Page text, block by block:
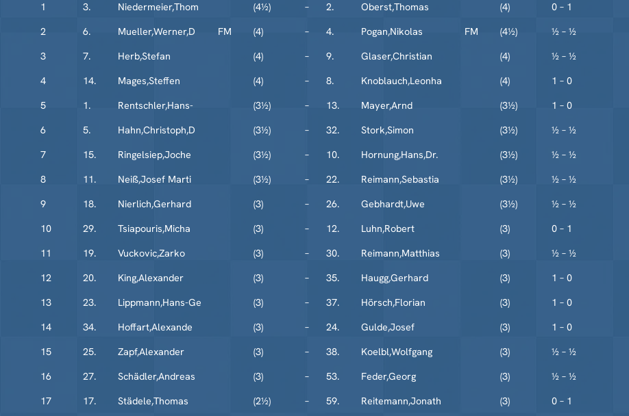
1 3. Niedermeier,Thom (4½) – 2. Oberst,Thomas (4)
0 – 1
2
6. Mueller,Werner,D FM (4) – 4. Pogan,Nikolas FM (4½)
½ – ½
3
7. Herb,Stefan (4) – 9. Glaser,Christian (4)
½ – ½
4
14. Mages,Steffen (4) – 8. Knoblauch,Leonha (4)
1 – 0
5
1. Rentschler,Hans- (3½) – 13. Mayer,Arnd (3½)
1 – 0
6
5. Hahn,Christoph,D (3½) – 32. Stork,Simon (3½)
½ – ½
7
15. Ringelsiep,Joche (3½) – 10. Hornung,Hans,Dr. (3½)
½ – ½
8
11. Neiß,Josef Marti (3½) – 22. Reimann,Sebastia (3½)
½ – ½
9
18. Nierlich,Gerhard (3) – 26. Gebhardt,Uwe (3½)
½ – ½
10
29. Tsiapouris,Micha (3) – 12. Luhn,Robert (3)
0 – 1
11
19. Vuckovic,Zarko (3) – 30. Reimann,Matthias (3)
½ – ½
12
20. King,Alexander (3) – 35. Haugg,Gerhard (3)
1 – 0
13
23. Lippmann,Hans-Ge (3) – 37. Hörsch,Florian (3)
1 – 0
14
34. Hoffart,Alexande (3) – 24. Gulde,Josef (3)
1 – 0
15
25. Zapf,Alexander (3) – 38. Koelbl,Wolfgang (3)
½ – ½
16
27. Schädler,Andreas (3) – 53. Feder,Georg (3)
½ – ½
17
17. Städele,Thomas (2½) – 59. Reitemann,Jonath (3)
0 – 1